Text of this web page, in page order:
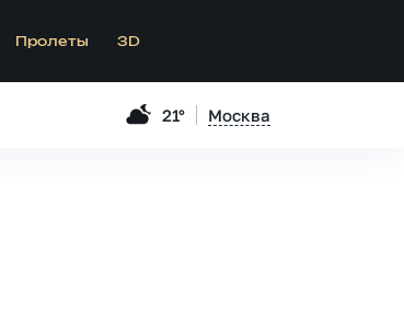
Пролеты 3D
21° Москва